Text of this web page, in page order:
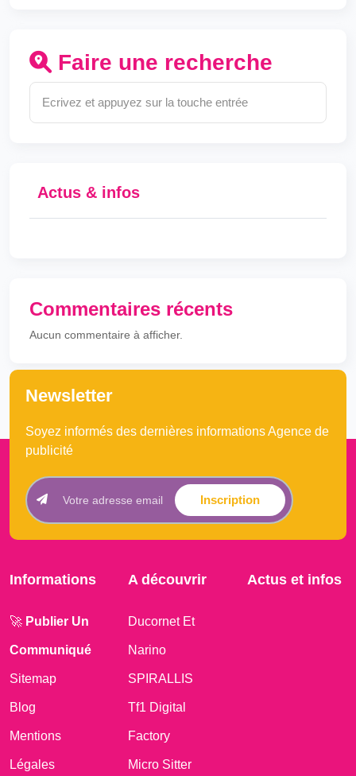
Faire une recherche
Actus & infos
Commentaires récents
Aucun commentaire à afficher.
Newsletter
Soyez informés des dernières informations Agence de
publicité
Inscription
Informations
🚀 Publier Un
Communiqué
Sitemap
Blog
Mentions
Légales
A découvrir
Ducornet Et
Narino
SPIRALLIS
Tf1 Digital
Factory
Micro Sitter
Actus et infos